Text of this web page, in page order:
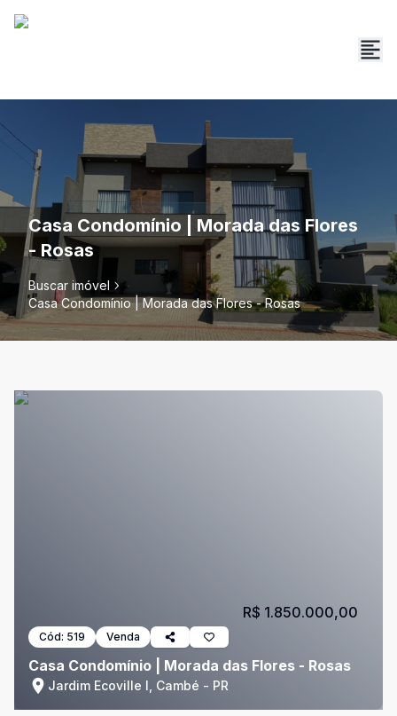
Casa Condomínio | Morada das Flores
- Rosas
Buscar imóvel
Casa Condomínio | Morada das Flores - Rosas
Cód: 519 Venda
Casa Condomínio | Morada das Flores - Rosas
Jardim Ecoville I, Cambé - PR
R$ 1.850.000,00